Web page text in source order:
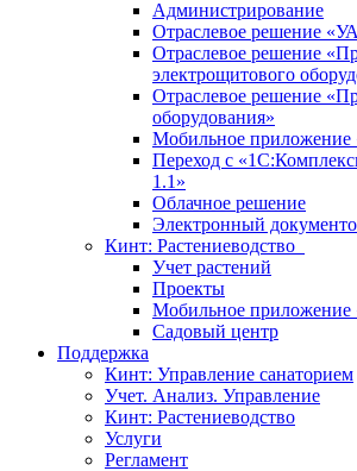
Администрирование
Отраслевое решение
Отраслевое решение
электрощитового
Отраслевое решение
оборудования»
Мобильное
Переход с
1.1»
Облачное решение
Электронный
Кинт: Растениеводство
Учет растений
Проекты
Мобильное
Садовый центр
Поддержка
Кинт: Управление санаторием
Учет. Анализ. Управление
Кинт: Растениеводство
Услуги
Регламент